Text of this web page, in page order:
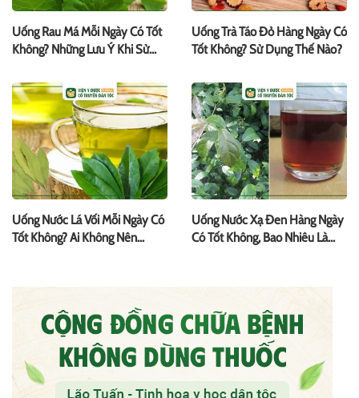
Uống Rau Má Mỗi Ngày Có Tốt
Không? Những Lưu Ý Khi Sử
Uống Trà Táo Đỏ Hàng Ngày Có
Tốt Không? Sử Dụng Thế Nào?
Uống Nước Lá Vối Mỗi Ngày Có
Tốt Không? Ai Không Nên
Uống Nước Xạ Đen Hàng Ngày
Có Tốt Không, Bao Nhiêu Là